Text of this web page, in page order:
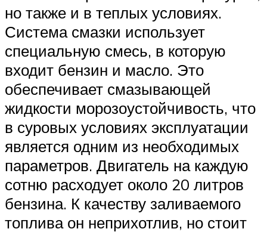
но также и в теплых условиях.
Система смазки использует
специальную смесь, в которую
входит бензин и масло. Это
обеспечивает смазывающей
жидкости морозоустойчивость, что
в суровых условиях эксплуатации
является одним из необходимых
параметров. Двигатель на каждую
сотню расходует около 20 литров
бензина. К качеству заливаемого
топлива он неприхотлив, но стоит